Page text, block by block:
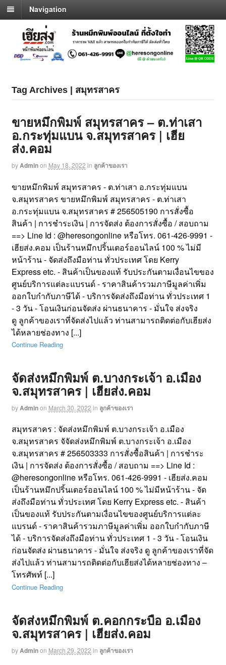
Navigation
Tag Archives | สมุทรสาคร
ขายหมึกพิมพ์ สมุทรสาคร – ต.ท่าเสา
อ.กระทุ่มแบน จ.สมุทรสาคร | เฮีย
ส่ง.คอม
byAdminon May 18, 2022 in ลูกค้าของเรา
ขายหมึกพิมพ์ สมุทรสาคร - ต.ท่าเสา อ.กระทุ่มแบน
จ.สมุทรสาคร ขายหมึกพิมพ์ สมุทรสาคร - ต.ท่าเสา
อ.กระทุ่มแบน จ.สมุทรสาคร # 256505190 การสั่งซื้อ
สินค้า | การชำระเงิน | การจัดส่ง ต้องการสั่งซื้อ / สอบถาม
==> Line Id : @heresongonline หรือโทร. 061-426-9991 -
เฮียส่ง.คอม เป็นร้านหมึกปริ้นเตอร์ออนไลน์ 100 % ไม่มี
หน้าร้าน - จัดส่งถึงมือท่าน ทั่วประเทศ โดย Kerry
Express etc. - สินค้าเป็นของแท้ รับประกันตามเงื่อนไขของ
ศูนย์บริการแต่ละแบรนด์ - ราคาสินค้ารวมภาษีมูลค่าเพิ่ม
ออกใบกำกับภาษีได้ - บริการจัดส่งถึงมือท่าน ทั่วประเทศ 1
- 3 วัน - โอนเงินก่อนจัดส่ง ผ่านธนาคาร - มั่นใจ ส่งจริง
ดู ลูกค้าของเราที่จัดส่งไปแล้ว ท่านสามารถติดต่อกับเฮียส่ง
ได้หลายช่องทาง [...]
Continue Reading
จัดส่งหมึกพิมพ์ ต.บางกระเจ้า อ.เมือง
จ.สมุทรสาคร | เฮียส่ง.คอม
byAdminon March 30, 2022 in ลูกค้าของเรา
สมุทรสาคร : จัดส่งหมึกพิมพ์ ต.บางกระเจ้า อ.เมือง
จ.สมุทรสาคร จัจัดส่งหมึกพิมพ์ ต.บางกระเจ้า อ.เมือง
จ.สมุทรสาคร # 256503333 การสั่งซื้อสินค้า | การชำระ
เงิน | การจัดส่ง ต้องการสั่งซื้อ / สอบถาม ==> Line Id :
@heresongonline หรือโทร. 061-426-9991 - เฮียส่ง.คอม
เป็นร้านหมึกปริ้นเตอร์ออนไลน์ 100 % ไม่มีหน้าร้าน - จัด
ส่งถึงมือท่าน ทั่วประเทศ โดย Kerry Express etc. - สินค้า
เป็นของแท้ รับประกันตามเงื่อนไขของศูนย์บริการแต่ละ
แบรนด์ - ราคาสินค้ารวมภาษีมูลค่าเพิ่ม ออกใบกำกับภาษี
ได้ - บริการจัดส่งถึงมือท่าน ทั่วประเทศ 1 - 3 วัน - โอนเงิน
ก่อนจัดส่ง ผ่านธนาคาร - มั่นใจ ส่งจริง ดู ลูกค้าของเราที่จัด
ส่งไปแล้ว ท่านสามารถติดต่อกับเฮียส่งได้หลายช่องทาง –
โทรศัพท์ [...]
Continue Reading
จัดส่งหมึกพิมพ์ ต.คอกกระบือ อ.เมือง
จ.สมุทรสาคร | เฮียส่ง.คอม
by Adminon March 29, 2022 in ลูกค้าของเรา